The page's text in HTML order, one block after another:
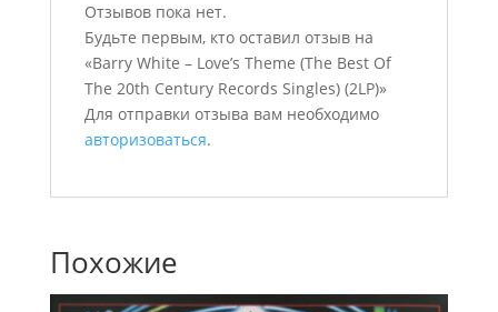
Отзывов пока нет.
Будьте первым, кто оставил отзыв на
«Barry White – Love’s Theme (The Best Of
The 20th Century Records Singles) (2LP)»
Для отправки отзыва вам необходимо
авторизоваться.
Похожие